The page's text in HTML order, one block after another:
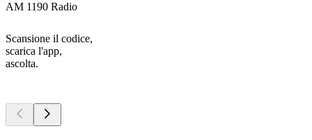
AM 1190 Radio
Scansione il codice,
scarica l'app,
ascolta.